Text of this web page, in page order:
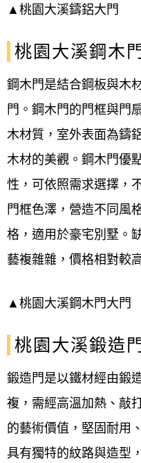
▲桃園大溪鑄鋁大門
桃園大溪鋼木
鋼木門是結合鋼板與木
門。鋼木門的門框與門
木材質，室外表面為鑄
木材的美觀。鋼木門優
性，可依照需求選擇，
門框色澤 ， 營造不同風
格，適用於豪宅別墅 。
藝複雜雜，價格相對較
▲桃園大溪鋼木門大門
桃園大溪鍛造
鍛造門是以鐵材經由鍛
複，需經高溫加熱、敲
的藝術價值，堅固耐用
具有獨特的紋路與造型